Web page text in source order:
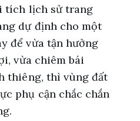
tích lịch sử trang
dự định cho một
để vừa tận hưởng
vừa chiêm bái
thiêng, thì vùng đất
phụ cận chắc chắn